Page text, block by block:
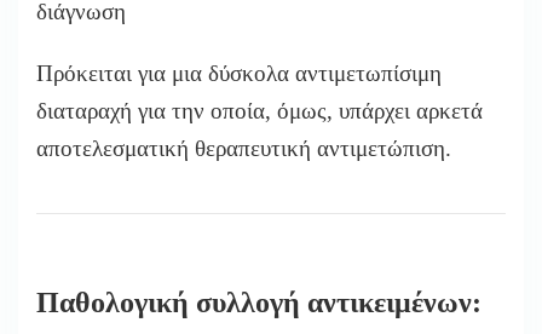
διάγνωση
Πρόκειται για μια δύσκολα αντιμετωπίσιμη
διαταραχή για την οποία, όμως, υπάρχει αρκετά
αποτελεσματική θεραπευτική αντιμετώπιση.
Παθολογική συλλογή αντικειμένων: